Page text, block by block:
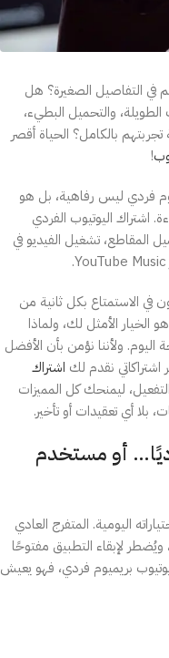
التفاصيل الصغيرة؟ هل
والتحميل البطيء،
بالكامل؟ الحياة أقصر
!
فردي ليس رفاهية، بل هو
اشتراك اليوتيوب الفردي
المقاطع، تشغيل الفيديو في
في الاستمتاع بكل ثانية من
الخيار الأمثل لك، ولماذا
اليوم. ولأننا نؤمن بأن الأفضل
نقدم لك اشتراك
ليمنحك كل المميزات
بلا أي تعقيدات أو تأخير.
أو مستخدم
اليومية. المتفرج العادي
ويُضطر لإبقاء التطبيق مفتوحًا
بريميوم فردي، فهو يعيش